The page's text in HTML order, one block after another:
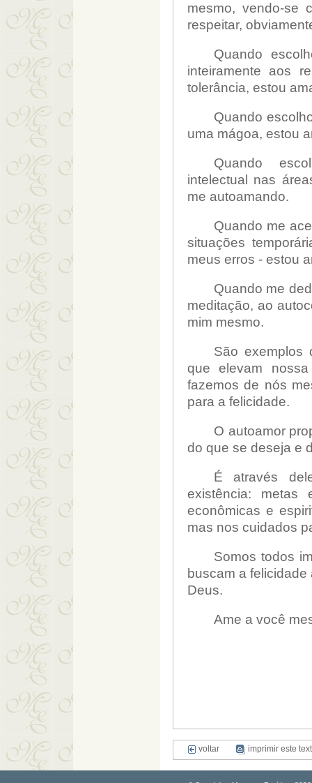
mesmo, vendo-se
respeitar,
Quando
inteiramente aos
tolerância, estou
Quando
uma mágoa, estou
Quando
intelectual nas
me autoamando.
Quando me
situações
meus erros - estou
Quando me
meditação, ao
mim mesmo.
São exemplos
que elevam
fazemos de nós
para a felicidade.
O autoamor
do que se deseja e
É através
existência: metas
econômicas e
mas nos cuidados
Somos todos
buscam a
Deus.
Ame a você
voltar imprimir este